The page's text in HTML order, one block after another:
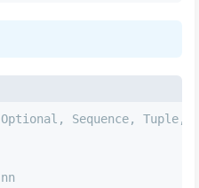
Optional , Sequence, Tuple,
nn